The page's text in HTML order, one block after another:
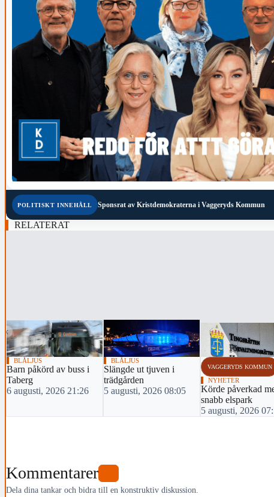
POLITISKT INNEHÅLL Sponsrat av Kristdemokraterna i Vaggeryds Kommun
RELATERAT
‹
BLÅLJUS
Barn påkörd av buss i
Taberg
6 augusti, 2026 21:26
BLÅLJUS
Slängde ut tjuven i
trädgården
5 augusti, 2026 08:05
VAGGERYDS KOMMUN
NYHETER
Körde påverkad
snabb elspark
5 augusti, 2026
Kommentarer
Dela dina tankar och bidra till en konstruktiv diskussion.